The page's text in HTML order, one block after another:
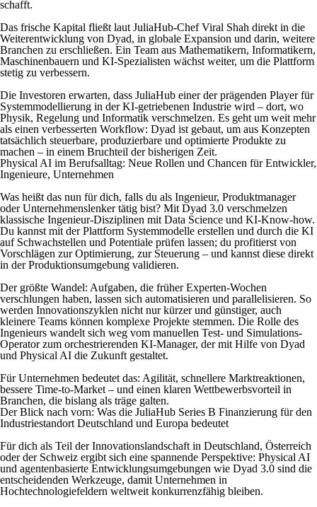
schafft.
Das frische Kapital fließt laut JuliaHub-Chef Viral Shah direkt in die
Weiterentwicklung von Dyad, in globale Expansion und darin, weitere
Branchen zu erschließen. Ein Team aus Mathematikern, Informatikern,
Maschinenbauern und KI-Spezialisten wächst weiter, um die Plattform
stetig zu verbessern.
Die Investoren erwarten, dass JuliaHub einer der prägenden Player für
Systemmodellierung in der KI-getriebenen Industrie wird – dort, wo
Physik, Regelung und Informatik verschmelzen. Es geht um weit mehr
als einen verbesserten Workflow: Dyad ist gebaut, um aus Konzepten
tatsächlich steuerbare, produzierbare und optimierte Produkte zu
machen – in einem Bruchteil der bisherigen Zeit.
Physical AI im Berufsalltag: Neue Rollen und Chancen für Entwickler,
Ingenieure, Unternehmen
Was heißt das nun für dich, falls du als Ingenieur, Produktmanager
oder Unternehmenslenker tätig bist? Mit Dyad 3.0 verschmelzen
klassische Ingenieur-Disziplinen mit Data Science und KI-Know-how.
Du kannst mit der Plattform Systemmodelle erstellen und durch die KI
auf Schwachstellen und Potentiale prüfen lassen; du profitierst von
Vorschlägen zur Optimierung, zur Steuerung – und kannst diese direkt
in der Produktionsumgebung validieren.
Der größte Wandel: Aufgaben, die früher Experten-Wochen
verschlungen haben, lassen sich automatisieren und parallelisieren. So
werden Innovationszyklen nicht nur kürzer und günstiger, auch
kleinere Teams können komplexe Projekte stemmen. Die Rolle des
Ingenieurs wandelt sich weg vom manuellen Test- und Simulations-
Operator zum orchestrierenden KI-Manager, der mit Hilfe von Dyad
und Physical AI die Zukunft gestaltet.
Für Unternehmen bedeutet das: Agilität, schnellere Marktreaktionen,
bessere Time-to-Market – und einen klaren Wettbewerbsvorteil in
Branchen, die bislang als träge galten.
Der Blick nach vorn: Was die JuliaHub Series B Finanzierung für den
Industriestandort Deutschland und Europa bedeutet
Für dich als Teil der Innovationslandschaft in Deutschland, Österreich
oder der Schweiz ergibt sich eine spannende Perspektive: Physical AI
und agentenbasierte Entwicklungsumgebungen wie Dyad 3.0 sind die
entscheidenden Werkzeuge, damit Unternehmen in
Hochtechnologiefeldern weltweit konkurrenzfähig bleiben.